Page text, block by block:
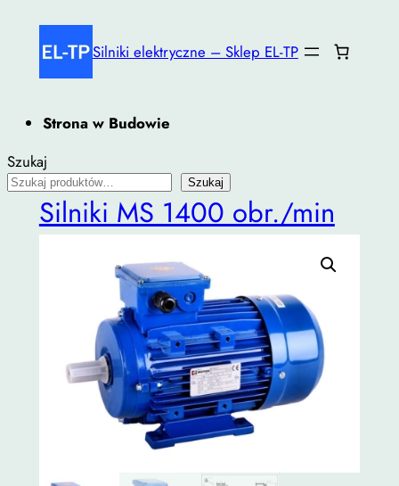
Silniki elektryczne – Sklep EL-TP
Strona w Budowie
Szukaj
Szukaj
Silniki MS 1400 obr./min